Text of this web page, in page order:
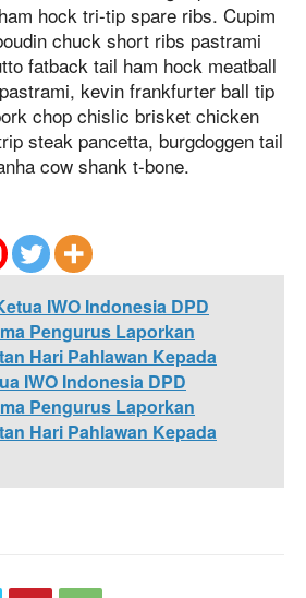
hock tri-tip spare ribs. Cupim
chuck short ribs pastrami
fatback tail ham hock meatball
kevin frankfurter ball tip
chop chislic brisket chicken
steak pancetta, burgdoggen tail
cow shank t-bone.
IWO Indonesia DPD
Pengurus Laporkan
Hari Pahlawan Kepada
IWO Indonesia DPD
Pengurus Laporkan
Hari Pahlawan Kepada